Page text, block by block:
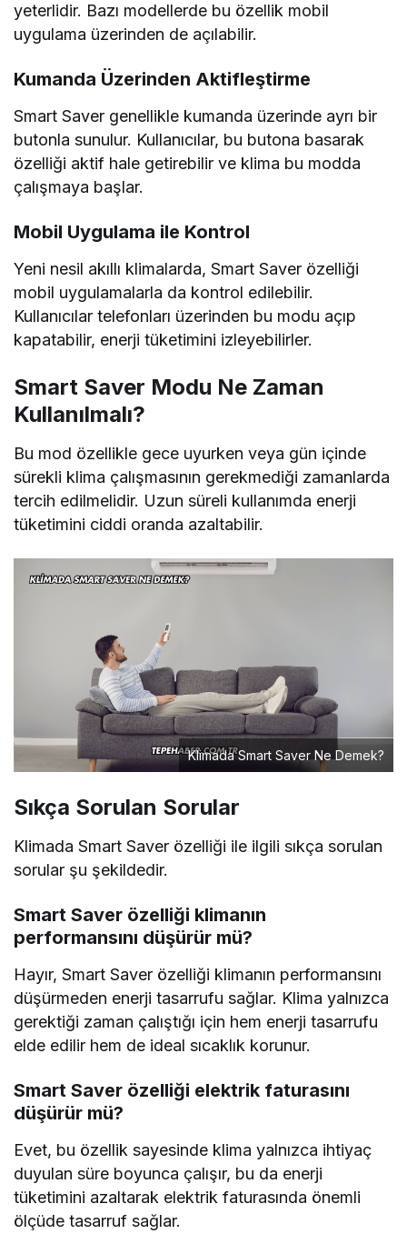
yeterlidir. Bazı modellerde bu özellik mobil
uygulama üzerinden de açılabilir.
Kumanda Üzerinden Aktifleştirme
Smart Saver genellikle kumanda üzerinde ayrı bir
butonla sunulur. Kullanıcılar, bu butona basarak
özelliği aktif hale getirebilir ve klima bu modda
çalışmaya başlar.
Mobil Uygulama ile Kontrol
Yeni nesil akıllı klimalarda, Smart Saver özelliği
mobil uygulamalarla da kontrol edilebilir.
Kullanıcılar telefonları üzerinden bu modu açıp
kapatabilir, enerji tüketimini izleyebilirler.
Smart Saver Modu Ne Zaman
Kullanılmalı?
Bu mod özellikle gece uyurken veya gün içinde
sürekli klima çalışmasının gerekmediği zamanlarda
tercih edilmelidir. Uzun süreli kullanımda enerji
tüketimini ciddi oranda azaltabilir.
Klimada Smart Saver Ne Demek?
Sıkça Sorulan Sorular
Klimada Smart Saver özelliği ile ilgili sıkça sorulan
sorular şu şekildedir.
Smart Saver özelliği klimanın
performansını düşürür mü?
Hayır, Smart Saver özelliği klimanın performansını
düşürmeden enerji tasarrufu sağlar. Klima yalnızca
gerektiği zaman çalıştığı için hem enerji tasarrufu
elde edilir hem de ideal sıcaklık korunur.
Smart Saver özelliği elektrik faturasını
düşürür mü?
Evet, bu özellik sayesinde klima yalnızca ihtiyaç
duyulan süre boyunca çalışır, bu da enerji
tüketimini azaltarak elektrik faturasında önemli
ölçüde tasarruf sağlar.